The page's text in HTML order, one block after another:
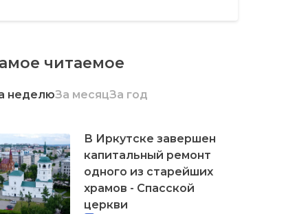
читаемое
неделюЗа месяцЗа год
В Иркутске завершен
капитальный ремонт
одного из старейших
храмов - Спасской
церкви